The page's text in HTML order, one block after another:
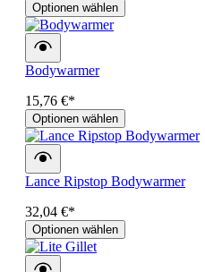
Optionen wählen
Bodywarmer
15,76 €*
Optionen wählen
Lance Ripstop Bodywarmer
32,04 €*
Optionen wählen